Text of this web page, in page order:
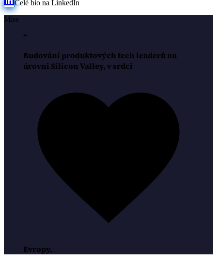
Celé bio na LinkedIn
Mise
“
Budování produktovýchtechleaderůna
úrovni Silicon Valley,vsrdci
Evropy.